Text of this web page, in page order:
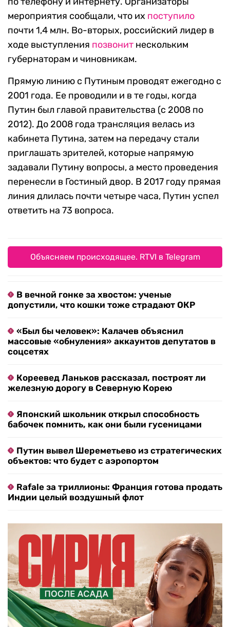
мероприятия сообщали, что их поступило
почти 1,4 млн. Во-вторых, российский лидер в
ходе выступления позвонит нескольким
губернаторам и чиновникам.
Прямую линию с Путиным проводят ежегодно с
2001 года. Ее проводили и в те годы, когда
Путин был главой правительства (с 2008 по
2012). До 2008 года трансляция велась из
кабинета Путина, затем на передачу стали
приглашать зрителей, которые напрямую
задавали Путину вопросы, а место проведения
перенесли в Гостиный двор. В 2017 году прямая
линия длилась почти четыре часа, Путин успел
ответить на 73 вопроса.
Объясняем происходящее. RTVI в Telegram
В вечной гонке за хвостом: ученые
допустили, что кошки тоже страдают ОКР
«Был бы человек»: Калачев объяснил
массовые «обнуления» аккаунтов депутатов в
соцсетях
Кореевед Ланьков рассказал, построят ли
железную дорогу в Северную Корею
Японский школьник открыл способность
бабочек помнить, как они были гусеницами
Путин вывел Шереметьево из стратегических
объектов: что будет с аэропортом
Rafale за триллионы: Франция готова продать
Индии целый воздушный флот